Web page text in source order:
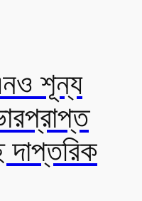
শূন্য
দাপ্তরিক